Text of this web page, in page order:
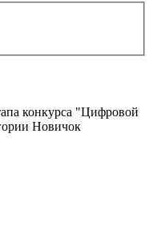
конкурса "Цифровой
Новичок